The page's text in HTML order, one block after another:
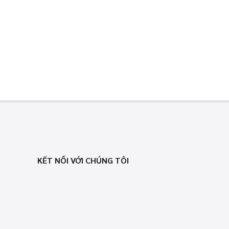
KẾT NỐI VỚI CHÚNG TÔI